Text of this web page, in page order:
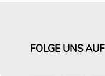
FOLGE UNS AUF